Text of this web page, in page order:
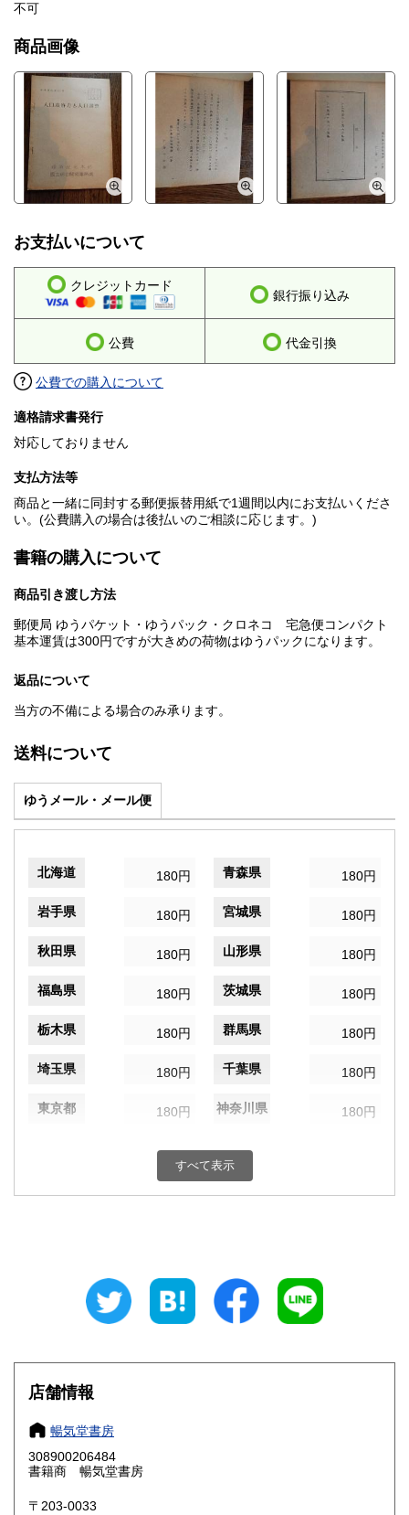
不可
商品画像
お支払いについて
クレジットカード
銀行振り込み
公費 代金引換
公費での購入について
適格請求書発行
対応しておりません
支払方法等
商品と一緒に同封する郵便振替用紙で1週間以内にお支払いくださ
い。(公費購入の場合は後払いのご相談に応じます。)
書籍の購入について
商品引き渡し方法
郵便局 ゆうパケット・ゆうパック・クロネコ 宅急便コンパクト
基本運賃は300円ですが大きめの荷物はゆうパックになります。
返品について
当方の不備による場合のみ承ります。
送料について
ゆうメール・メール便
北海道 180円 青森県 180円
岩手県 180円 宮城県 180円
秋田県 180円 山形県 180円
福島県 180円 茨城県 180円
栃木県 180円 群馬県 180円
埼玉県 180円 千葉県 180円
東京都 180円 神奈川県 180円
180円 富山県
180円 三重県
大阪府
奈良県
鳥取県
岡山県
すべて表示
店舗情報
暢気堂書房
308900206484
書籍商 暢気堂書房
〒203-0033